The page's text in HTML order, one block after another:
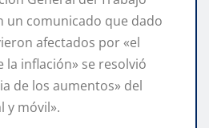
un comunicado que dado
afectados por «el
la inflación» se resolvió
de los aumentos» del
y móvil».